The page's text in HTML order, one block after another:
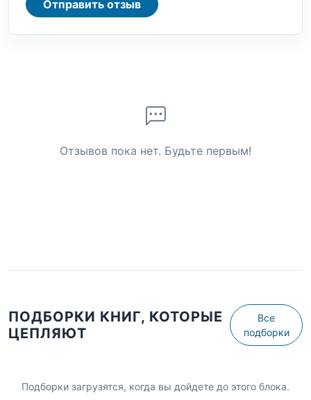
Отправить отзыв
Отзывов пока нет. Будьте первым!
ПОДБОРКИ КНИГ, КОТОРЫЕ
ЦЕПЛЯЮТ
Все
подборки
Подборки загрузятся, когда вы дойдете до этого блока.